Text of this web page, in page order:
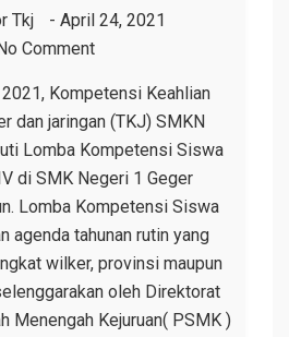
Tkj
April 24, 2021
Comment
Kompetensi Keahlian
dan jaringan (TKJ) SMKN
Lomba Kompetensi Siswa
di SMK Negeri 1 Geger
Lomba Kompetensi Siswa
agenda tahunan rutin yang
wilker, provinsi maupun
oleh Direktorat
Menengah Kejuruan( PSMK )